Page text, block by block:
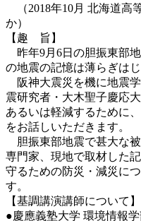
（2018年10月 北海道高
か）
【趣 旨】
昨年9月6日の胆振東部
の地震の記憶は薄らぎは
阪神大震災を機に地震
震研究者・大木聖子慶応
あるいは軽減するために
をお話しいただきます。
胆振東部地震で甚大な被
専門家、現地で取材した
守るための防災・減災に
す。
【基調講演講師について】
●慶應義塾大学 環境情報